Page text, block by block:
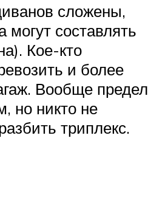
сложены,
могут составлять
Кое-кто
и более
Вообще предел
но никто не
триплекс.